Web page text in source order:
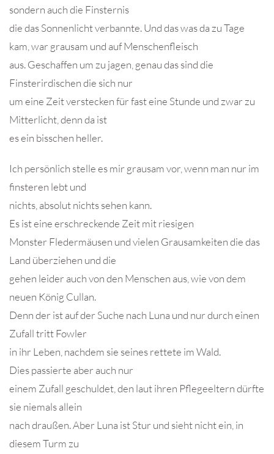
sondern auch die Finsternis
die das Sonnenlicht verbannte. Und das was da zu Tage
kam, war grausam und auf Menschenfleisch
aus. Geschaffen um zu jagen, genau das sind die
Finsterirdischen die sich nur
um eine Zeit verstecken für fast eine Stunde und zwar zu
Mitterlicht, denn da ist
es ein bisschen heller.
Ich persönlich stelle es mir grausam vor, wenn man nur im
finsteren lebt und
nichts, absolut nichts sehen kann.
Es ist eine erschreckende Zeit mit riesigen
Monster Fledermäusen und vielen Grausamkeiten die das
Land überziehen und die
gehen leider auch von den Menschen aus, wie von dem
neuen König Cullan.
Denn der ist auf der Suche nach Luna und nur durch einen
Zufall tritt Fowler
in ihr Leben, nachdem sie seines rettete im Wald.
Dies passierte aber auch nur
einem Zufall geschuldet, den laut ihren Pflegeeltern dürfte
sie niemals allein
nach draußen. Aber Luna ist Stur und sieht nicht ein, in
diesem Turm zu